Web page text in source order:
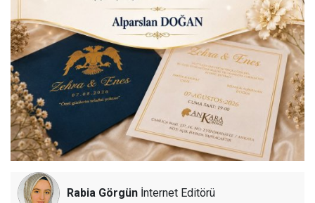
Rabia Görgün İnternet Editörü